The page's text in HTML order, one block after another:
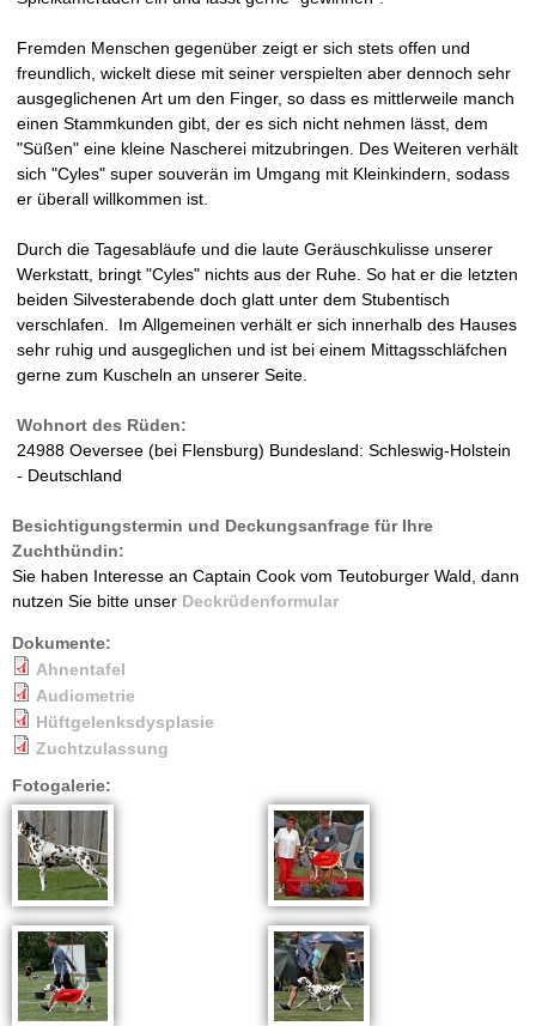
Fremden Menschen gegenüber zeigt er sich stets offen und
freundlich, wickelt diese mit seiner verspielten aber dennoch sehr
ausgeglichenen Art um den Finger, so dass es mittlerweile manch
einen Stammkunden gibt, der es sich nicht nehmen lässt, dem
"Süßen" eine kleine Nascherei mitzubringen. Des Weiteren verhält
sich "Cyles" super souverän im Umgang mit Kleinkindern, sodass
er überall willkommen ist.
Durch die Tagesabläufe und die laute Geräuschkulisse unserer
Werkstatt, bringt "Cyles" nichts aus der Ruhe. So hat er die letzten
beiden Silvesterabende doch glatt unter dem Stubentisch
verschlafen. Im Allgemeinen verhält er sich innerhalb des Hauses
sehr ruhig und ausgeglichen und ist bei einem Mittagsschläfchen
gerne zum Kuscheln an unserer Seite.
Wohnort des Rüden:
24988 Oeversee (bei Flensburg) Bundesland: Schleswig-Holstein
- Deutschland
Besichtigungstermin und Deckungsanfrage für Ihre
Zuchthündin:
Sie haben Interesse an Captain Cook vom Teutoburger Wald, dann
nutzen Sie bitte unser Deckrüdenformular
Dokumente:
Ahnentafel
Audiometrie
Hüftgelenksdysplasie
Zuchtzulassung
Fotogalerie: